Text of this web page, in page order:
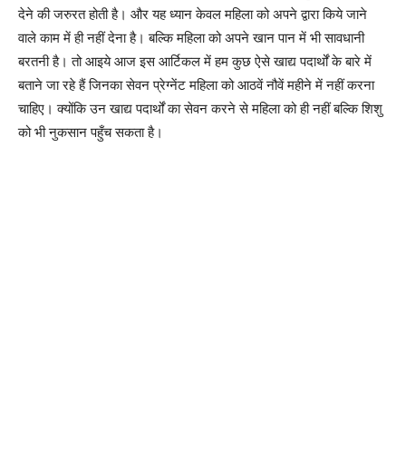
देने की जरुरत होती है। और यह ध्यान केवल महिला को अपने द्वारा किये जाने
वाले काम में ही नहीं देना है। बल्कि महिला को अपने खान पान में भी सावधानी
बरतनी है। तो आइये आज इस आर्टिकल में हम कुछ ऐसे खाद्य पदार्थों के बारे में
बताने जा रहे हैं जिनका सेवन प्रेग्नेंट महिला को आठवें नौवें महीने में नहीं करना
चाहिए। क्योंकि उन खाद्य पदार्थों का सेवन करने से महिला को ही नहीं बल्कि शिशु
को भी नुकसान पहुँच सकता है।